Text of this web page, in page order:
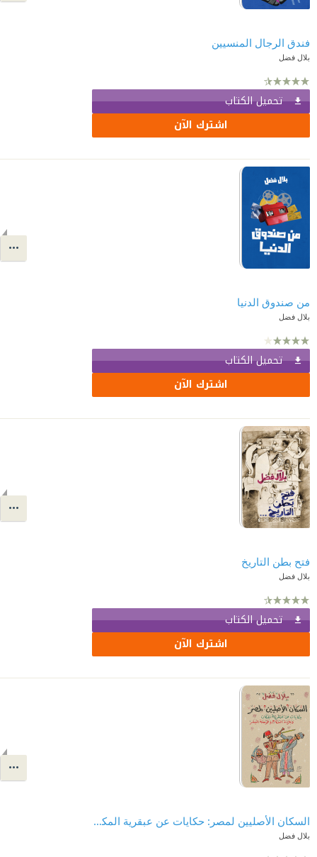
فندق الرجال المنسيين
بلال فضل
تحميل الكتاب
اشترك الآن
من صندوق الدنيا
بلال فضل
تحميل الكتاب
اشترك الآن
فتح بطن التاريخ
بلال فضل
تحميل الكتاب
اشترك الآن
السكان الأصليين لمصر: حكايات عن عبقرية المكان وبلادة الحكام وطرمخة البشر
بلال فضل